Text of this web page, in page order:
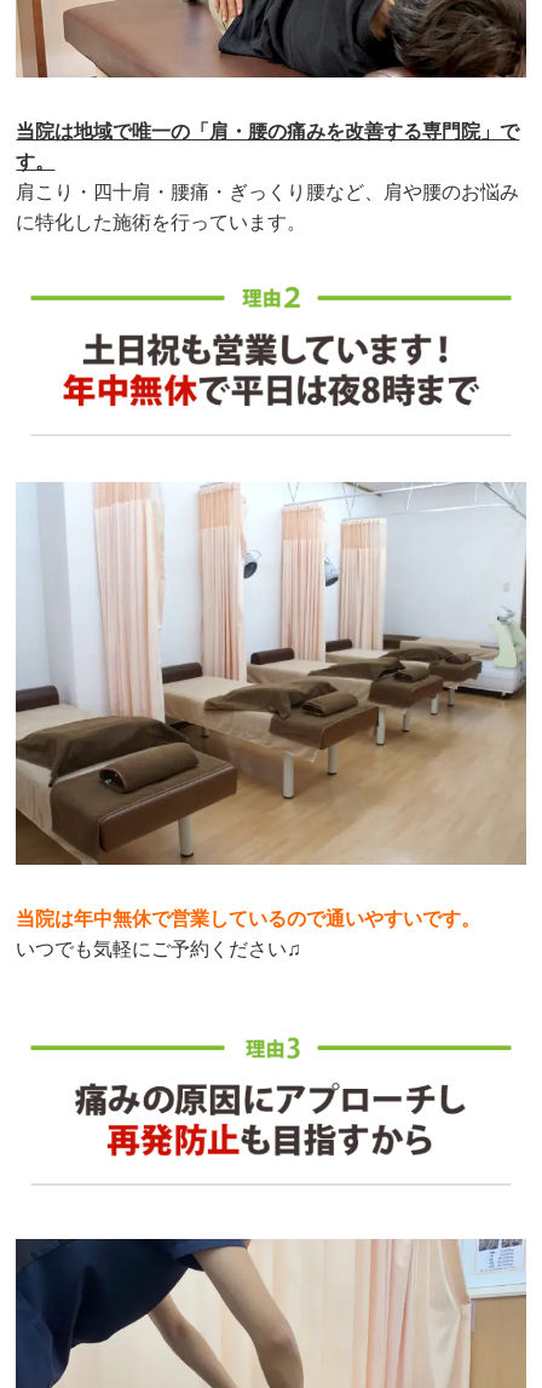
当院は地域で唯一の「肩・腰の痛みを改善する専門院」で
す。
肩こり・四十肩・腰痛・ぎっくり腰など、肩や腰のお悩み
に特化した施術を行っています。
当院は年中無休で営業しているので通いやすいです。
いつでも気軽にご予約ください♫